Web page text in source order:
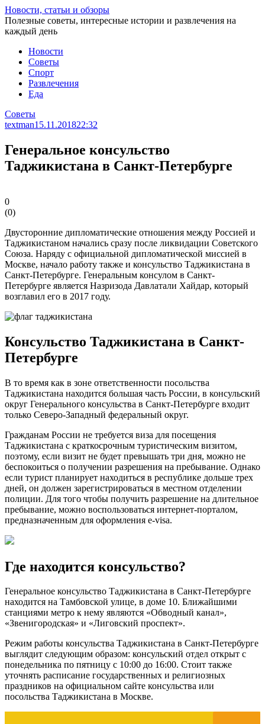
Перейти
к
статье
Новости, статьи и обзоры
Полезные советы, интересные истории и развлечения на
каждый день
Новости
Советы
Спорт
Развлечения
Еда
Советы
textman15.11.201822:32
Генеральное консульство
Таджикистана в Санкт-Петербурге
0
(0)
Двусторонние дипломатические отношения между Россией и
Таджикистаном начались сразу после ликвидации Советского
Союза. Наряду с официальной дипломатической миссией в
Москве, начало работу также и консульство Таджикистана в
Санкт-Петербурге. Генеральным консулом в Санкт-
Петербурге является Назризода Давлатали Хайдар, который
возглавил его в 2017 году.
Консульство Таджикистана в Санкт-
Петербурге
В то время как в зоне ответственности посольства
Таджикистана находится большая часть России, в консульский
округ Генерального консульства в Санкт-Петербурге входит
только Северо-Западный федеральный округ.
Гражданам России не требуется виза для посещения
Таджикистана с краткосрочным туристическим визитом,
поэтому, если визит не будет превышать три дня, можно не
беспокоиться о получении разрешения на пребывание. Однако
если турист планирует находиться в республике дольше трех
дней, он должен зарегистрироваться в местном отделении
полиции. Для того чтобы получить разрешение на длительное
пребывание, можно воспользоваться интернет-порталом,
предназначенным для оформления e-visa.
Где находится консульство?
Генеральное консульство Таджикистана в Санкт-Петербурге
находится на Тамбовской улице, в доме 10. Ближайшими
станциями метро к нему являются «Обводный канал»,
«Звенигородская» и «Лиговский проспект».
Режим работы консульства Таджикистана в Санкт-Петербурге
выглядит следующим образом: консульский отдел открыт с
понедельника по пятницу с 10:00 до 16:00. Стоит также
уточнять расписание государственных и религиозных
праздников на официальном сайте консульства или
посольства Таджикистана в Москве.